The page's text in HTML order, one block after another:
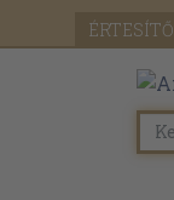
ÉRTESÍTŐ